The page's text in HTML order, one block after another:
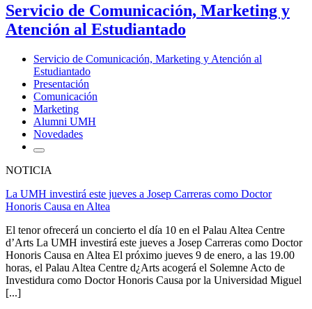
Servicio de Comunicación, Marketing y
Atención al Estudiantado
Servicio de Comunicación, Marketing y Atención al
Estudiantado
Presentación
Comunicación
Marketing
Alumni UMH
Novedades
NOTICIA
La UMH investirá este jueves a Josep Carreras como Doctor
Honoris Causa en Altea
El tenor ofrecerá un concierto el día 10 en el Palau Altea Centre
d’Arts La UMH investirá este jueves a Josep Carreras como Doctor
Honoris Causa en Altea El próximo jueves 9 de enero, a las 19.00
horas, el Palau Altea Centre d¿Arts acogerá el Solemne Acto de
Investidura como Doctor Honoris Causa por la Universidad Miguel
[...]